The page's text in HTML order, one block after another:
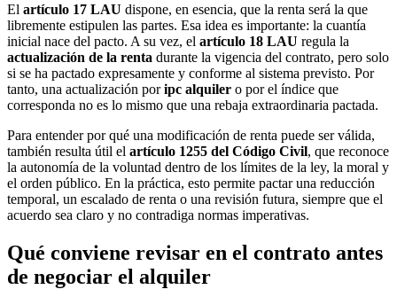
El artículo 17 LAU dispone, en esencia, que la renta será la que
libremente estipulen las partes. Esa idea es importante: la cuantía
inicial nace del pacto. A su vez, el artículo 18 LAU regula la
actualización de la renta durante la vigencia del contrato, pero solo
si se ha pactado expresamente y conforme al sistema previsto. Por
tanto, una actualización poripc alquiler o por el índice que
corresponda no es lo mismo que una rebaja extraordinaria pactada.
Para entender por qué una modificación de renta puede ser válida,
también resulta útil el artículo 1255 del Código Civil, que reconoce
la autonomía de la voluntad dentro de los límites de la ley, la moral y
el orden público. En la práctica, esto permite pactar una reducción
temporal, un escalado de renta o una revisión futura, siempre que el
acuerdo sea claro y no contradiga normas imperativas.
Qué conviene revisar en el contrato antes
de negociar el alquiler